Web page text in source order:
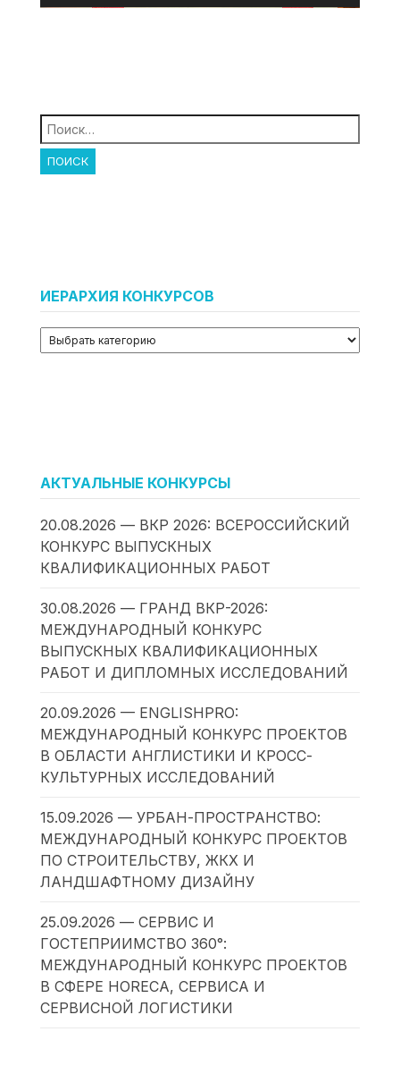
Найти:
ИЕРАРХИЯ КОНКУРСОВ
АКТУАЛЬНЫЕ КОНКУРСЫ
20.08.2026 — ВКР 2026: ВСЕРОССИЙСКИЙ
КОНКУРС ВЫПУСКНЫХ
КВАЛИФИКАЦИОННЫХ РАБОТ
30.08.2026 — ГРАНД ВКР-2026:
МЕЖДУНАРОДНЫЙ КОНКУРС
ВЫПУСКНЫХ КВАЛИФИКАЦИОННЫХ
РАБОТ И ДИПЛОМНЫХ ИССЛЕДОВАНИЙ
20.09.2026 — ENGLISHPRO:
МЕЖДУНАРОДНЫЙ КОНКУРС ПРОЕКТОВ
В ОБЛАСТИ АНГЛИСТИКИ И КРОСС-
КУЛЬТУРНЫХ ИССЛЕДОВАНИЙ
15.09.2026 — УРБАН-ПРОСТРАНСТВО:
МЕЖДУНАРОДНЫЙ КОНКУРС ПРОЕКТОВ
ПО СТРОИТЕЛЬСТВУ, ЖКХ И
ЛАНДШАФТНОМУ ДИЗАЙНУ
25.09.2026 — СЕРВИС И
ГОСТЕПРИИМСТВО 360°:
МЕЖДУНАРОДНЫЙ КОНКУРС ПРОЕКТОВ
В СФЕРЕ HORECA, СЕРВИСА И
СЕРВИСНОЙ ЛОГИСТИКИ